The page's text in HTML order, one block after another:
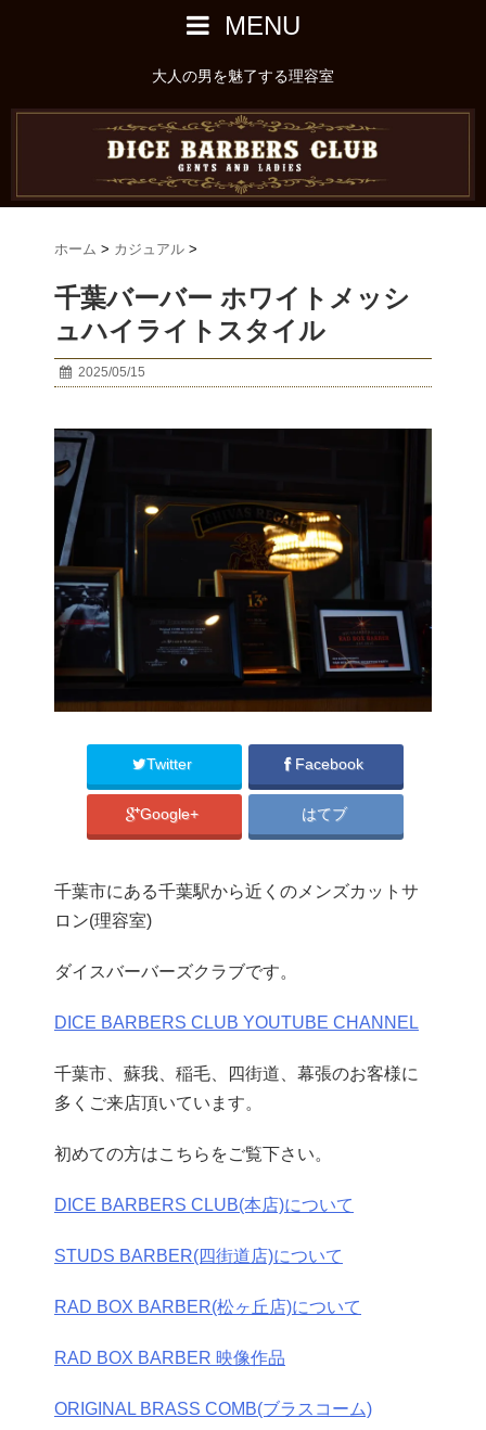
MENU
大人の男を魅了する理容室
ホーム > カジュアル >
千葉バーバー ホワイトメッシ
ュハイライトスタイル
2025/05/15
Twitter Facebook
Google+ はてブ
千葉市にある千葉駅から近くのメンズカットサ
ロン(理容室)
ダイスバーバーズクラブです。
DICE BARBERS CLUB YOUTUBE CHANNEL
千葉市、蘇我、稲毛、四街道、幕張のお客様に
多くご来店頂いています。
初めての方はこちらをご覧下さい。
DICE BARBERS CLUB(本店)について
STUDS BARBER(四街道店)について
RAD BOX BARBER(松ヶ丘店)について
RAD BOX BARBER 映像作品
ORIGINAL BRASS COMB(ブラスコーム)